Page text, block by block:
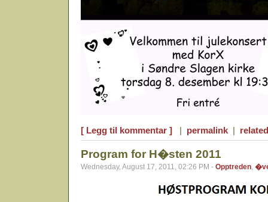
[ Legg til kommentar ] | permalink |
Program for H�sten 2011
Wednesday, August 17, 2011, 02:26 PM - Opptreden,